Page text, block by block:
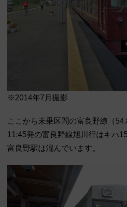
※2014年7月撮影
ここから未乗区間の富良野線（
11:45発の富良野線旭川行はキハ
富良野駅は混んでいます。